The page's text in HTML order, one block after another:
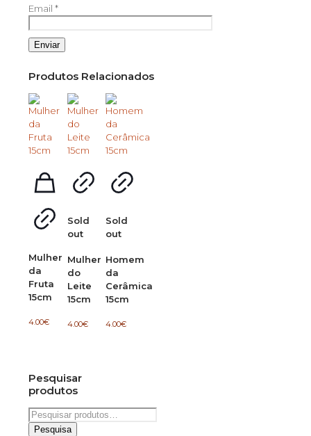
Email *
Produtos Relacionados
Mulher
da
Fruta
15cm
4.00€
Sold
out
Mulher
do
Leite
15cm
4.00€
Sold
out
Homem
da
Cerâmica
15cm
4.00€
Pesquisar
produtos
Pesquisar
por:
Pesquisa